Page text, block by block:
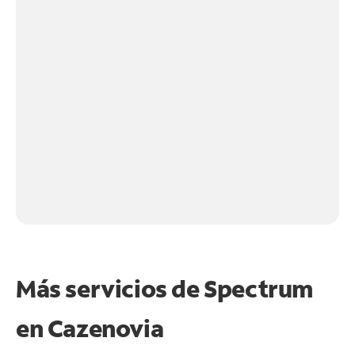
Más servicios de Spectrum
enCazenovia